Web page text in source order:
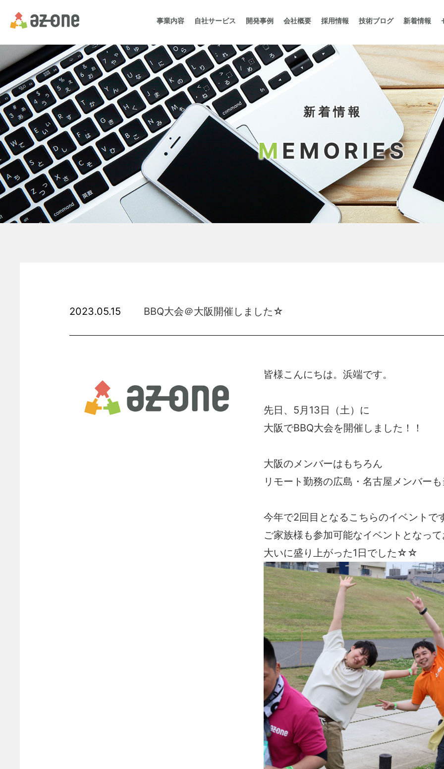
事業内容 自社サービス 開発事例 会社概要 採用情報 技術ブログ 新着情報
新着情報
M EMORIES
2023.05.15 BBQ大会＠大阪開催しました☆
皆様こんにちは。浜端です。
先日、5月13日（土）に
大阪でBBQ大会を開催しました！！
大阪のメンバーはもちろん
リモート勤務の広島・名古屋メンバー
今年で2回目となるこちらのイベントで
ご家族様も参加可能なイベントとなっ
大いに盛り上がった1日でした☆☆